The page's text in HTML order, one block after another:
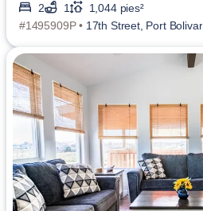
2 1
1,044 pies²
#1495909P • 17th Street, Port Bolivar